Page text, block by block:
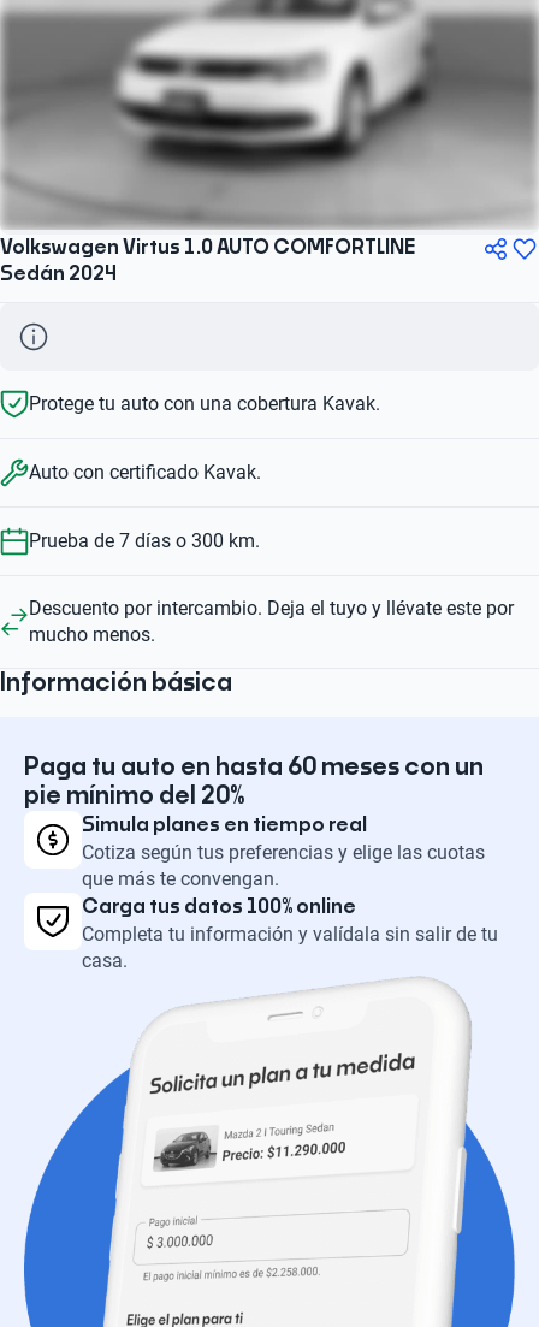
Volkswagen Virtus 1.0 AUTO COMFORTLINE
Sedán 2024
Protege tu auto con una cobertura Kavak.
Auto con certificado Kavak.
Prueba de 7 días o 300 km.
Descuento por intercambio. Deja el tuyo y llévate este por
mucho menos.
Información básica
Paga tu auto en hasta 60 meses con un
pie mínimo del 20%
Simula planes en tiempo real
Cotiza según tus preferencias y elige las cuotas
que más te convengan.
Carga tus datos 100% online
Completa tu información y valídala sin salir de tu
casa.